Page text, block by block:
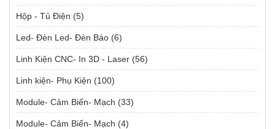
Hộp - Tủ Điện (5)
Led- Đèn Led- Đèn Báo (6)
Linh Kiện CNC- In 3D - Laser (56)
Linh kiện- Phụ Kiện (100)
Module- Cảm Biến- Mạch (33)
Module- Cảm Biến- Mạch (4)